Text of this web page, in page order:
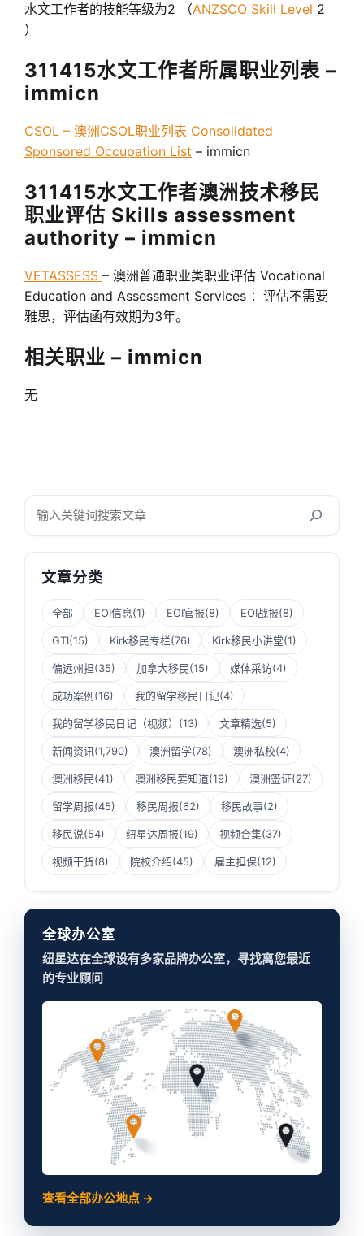
水文工作者的技能等级为2 （ANZSCO Skill Level 2
）
311415水文工作者所属职业列表 –
immicn
CSOL – 澳洲CSOL职业列表 Consolidated
Sponsored Occupation List – immicn
311415水文工作者澳洲技术移民
职业评估 Skills assessment
authority – immicn
VETASSESS – 澳洲普通职业类职业评估 Vocational
Education and Assessment Services ：评估不需要
雅思，评估函有效期为3年。
相关职业 – immicn
无
搜
文章分类
全部 EOI信息(1) EOI官报(8) EOI战报(8)
GTI(15) Kirk移民专栏(76) Kirk移民小讲堂(1)
偏远州担(35) 加拿大移民(15) 媒体采访(4)
成功案例(16) 我的留学移民日记(4)
我的留学移民日记（视频） (13) 文章精选(5)
新闻资讯(1,790) 澳洲留学(78) 澳洲私校(4)
澳洲移民(41) 澳洲移民要知道(19) 澳洲签证(27)
留学周报(45) 移民周报(62) 移民故事(2)
移民说(54) 纽星达周报(19) 视频合集(37)
视频干货(8) 院校介绍(45) 雇主担保(12)
全球办公室
纽星达在全球设有多家品牌办公室，寻找离您最近
的专业顾问
查看全部办公地点 →